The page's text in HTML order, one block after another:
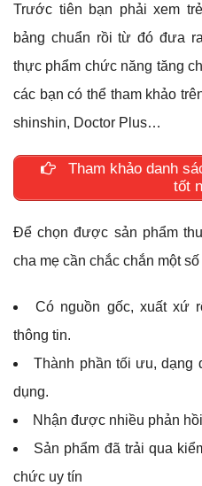
Trước tiên bạn phải xem
bảng chuẩn rồi từ đó đưa
thực phẩm chức năng tăng
các bạn có thể tham khảo
shinshin, Doctor Plus…
Tham khảo danh
tốt
Để chọn được sản phẩm
cha mẹ cần chắc chắn một
Có nguồn gốc, xuất xứ
thông tin.
Thành phần tối ưu, dạng
dụng.
Nhận được nhiều phản
Sản phẩm đã trải qua
chức uy tín